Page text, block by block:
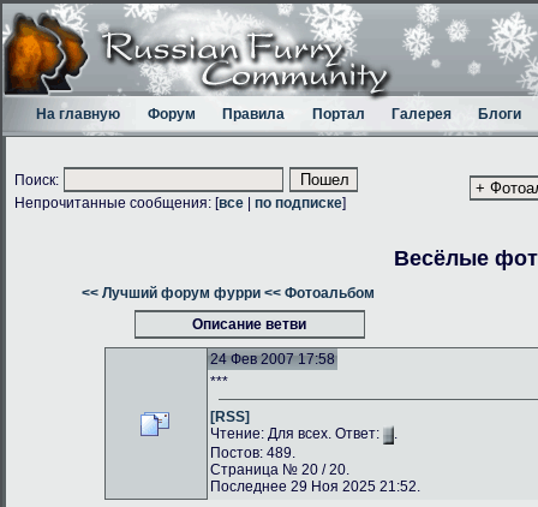
На главную Форум Правила Портал Галерея Блоги
Поиск:
Непрочитанные сообщения: [все по подписке]
Весёлые
<< Лучший форум фурри << Фотоальбом
Описание ветви
24 Фев 2007 17:58
***
[RSS]
Чтение: Для всех. Ответ:
.
Постов: 489.
Страница № 20 / 20.
Последнее 29 Ноя 2025 21:52.